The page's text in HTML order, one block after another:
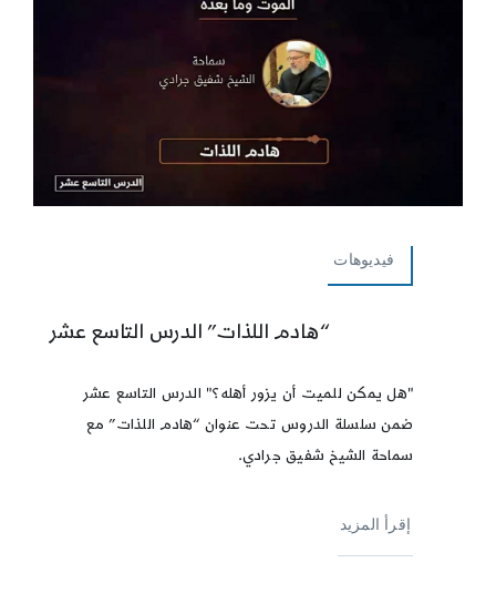
فيديوهات
“هادم اللذات” الدرس التاسع عشر
"هل يمكن للميت أن يزور أهله؟" الدرس التاسع عشر
ضمن سلسلة الدروس تحت عنوان “هادم اللذات” مع
سماحة الشيخ شفيق جرادي.
إقرأ المزيد